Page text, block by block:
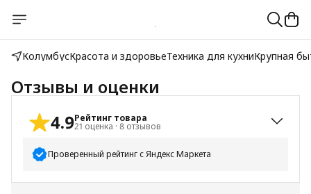
КолумбусКрасота и здоровьеТехника для кухниКрупная
Отзывы и оценки
4.9Рейтинг товара
21 оценка · 8 отзывов
Проверенный рейтинг с Яндекс Маркета
5 звёзд
18